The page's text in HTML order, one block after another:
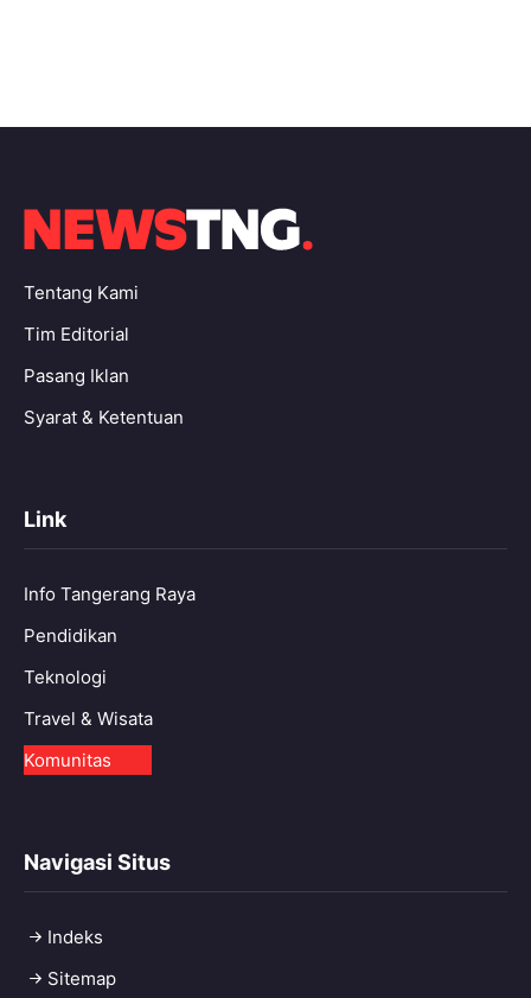
Tentang Kami
Tim Editorial
Pasang Iklan
Syarat & Ketentuan
Link
Info Tangerang Raya
Pendidikan
Teknologi
Travel & Wisata
Komunitas
Navigasi Situs
Indeks
Sitemap